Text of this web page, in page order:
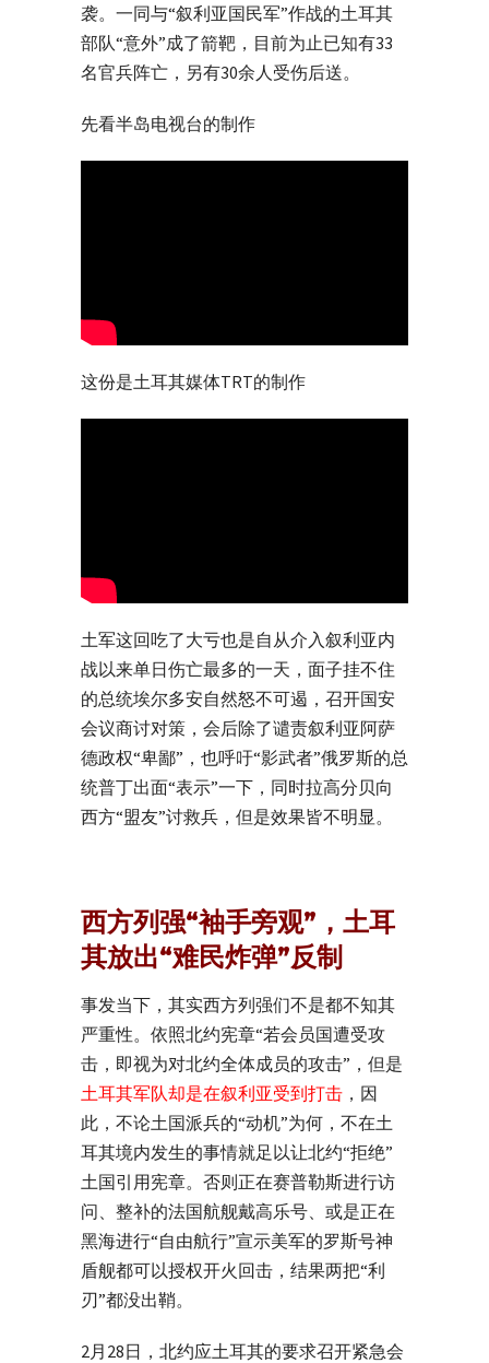
袭。一同与“叙利亚国民军”作战的土耳其
部队“意外”成了箭靶，目前为止已知有33
名官兵阵亡，另有30余人受伤后送。
先看半岛电视台的制作
这份是土耳其媒体TRT的制作
土军这回吃了大亏也是自从介入叙利亚内
战以来单日伤亡最多的一天，面子挂不住
的总统埃尔多安自然怒不可遏，召开国安
会议商讨对策，会后除了谴责叙利亚阿萨
德政权“卑鄙”，也呼吁“影武者”俄罗斯的总
统普丁出面“表示”一下，同时拉高分贝向
西方“盟友”讨救兵，但是效果皆不明显。
西方列强“袖手旁观”，土耳
其放出“难民炸弹”反制
事发当下，其实西方列强们不是都不知其
严重性。依照北约宪章“若会员国遭受攻
击，即视为对北约全体成员的攻击”，但是
土耳其军队却是在叙利亚受到打击 ，因
此，不论土国派兵的“动机”为何，不在土
耳其境内发生的事情就足以让北约“拒绝”
土国引用宪章。否则正在赛普勒斯进行访
问、整补的法国航舰戴高乐号、或是正在
黑海进行“自由航行”宣示美军的罗斯号神
盾舰都可以授权开火回击，结果两把“利
刃”都没出鞘。
2月28日，北约应土耳其的要求召开紧急会